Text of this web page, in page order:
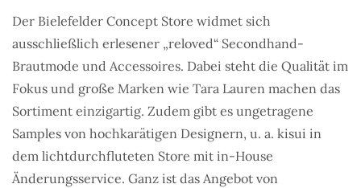
Der Bielefelder Concept Store widmet sich
ausschließlich erlesener „reloved“ Secondhand-
Brautmode und Accessoires. Dabei steht die Qualität im
Fokus und große Marken wie Tara Lauren machen das
Sortiment einzigartig. Zudem gibt es ungetragene
Samples von hochkarätigen Designern, u. a. kisui in
dem lichtdurchfluteten Store mit in-House
Änderungsservice. Ganz ist das Angebot von